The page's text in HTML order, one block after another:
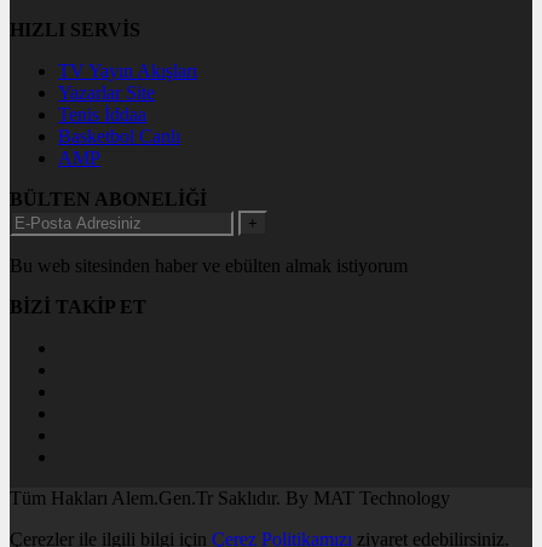
HIZLI SERVİS
TV Yayın Akışları
Yazarlar Site
Tenis İddaa
Basketbol Canlı
AMP
BÜLTEN ABONELİĞİ
+
Bu web sitesinden haber ve ebülten almak istiyorum
BİZİ TAKİP ET
Tüm Hakları Alem.Gen.Tr Saklıdır. By MAT Technology
Çerezler ile ilgili bilgi için Çerez Politikamızı ziyaret edebilirsiniz.